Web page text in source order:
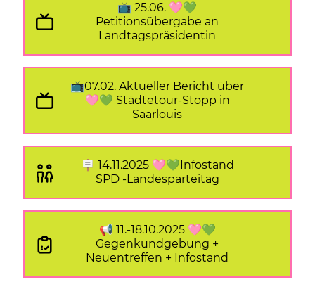
📺 25.06. 🩷💚
Petitionsübergabe an
Landtagspräsidentin
📺07.02. Aktueller Bericht über
🩷💚 Städtetour-Stopp in
Saarlouis
🪧 14.11.2025 🩷💚Infostand
SPD -Landesparteitag
📢 11.-18.10.2025 🩷💚
Gegenkundgebung +
Neuentreffen + Infostand